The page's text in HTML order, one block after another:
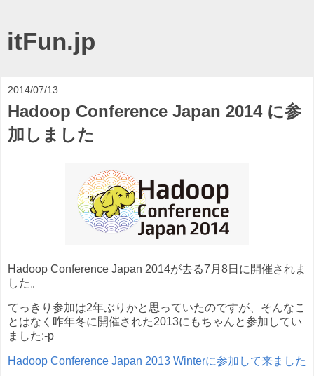
itFun.jp
2014/07/13
Hadoop Conference Japan 2014 に参
加しました
Hadoop Conference Japan 2014が去る7月8日に開催されま
した。
てっきり参加は2年ぶりかと思っていたのですが、そんなこ
とはなく昨年冬に開催された2013にもちゃんと参加してい
ました:-p
Hadoop Conference Japan 2013 Winterに参加して来ました